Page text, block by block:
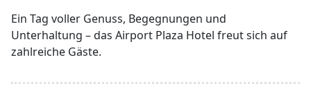
Ein Tag voller Genuss, Begegnungen und
Unterhaltung – das Airport Plaza Hotel freut sich auf
zahlreiche Gäste.